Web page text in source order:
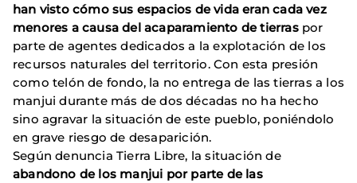
han visto cómo sus espacios de vida eran cada vez
menores a causa del acaparamiento de tierras por
parte de agentes dedicados a la explotación de los
recursos naturales del territorio. Con esta presión
como telón de fondo, la no entrega de las tierras a los
manjui durante más de dos décadas no ha hecho
sino agravar la situación de este pueblo, poniéndolo
en grave riesgo de desaparición.
Según denuncia Tierra Libre, la situación de
abandono de los manjui por parte de las